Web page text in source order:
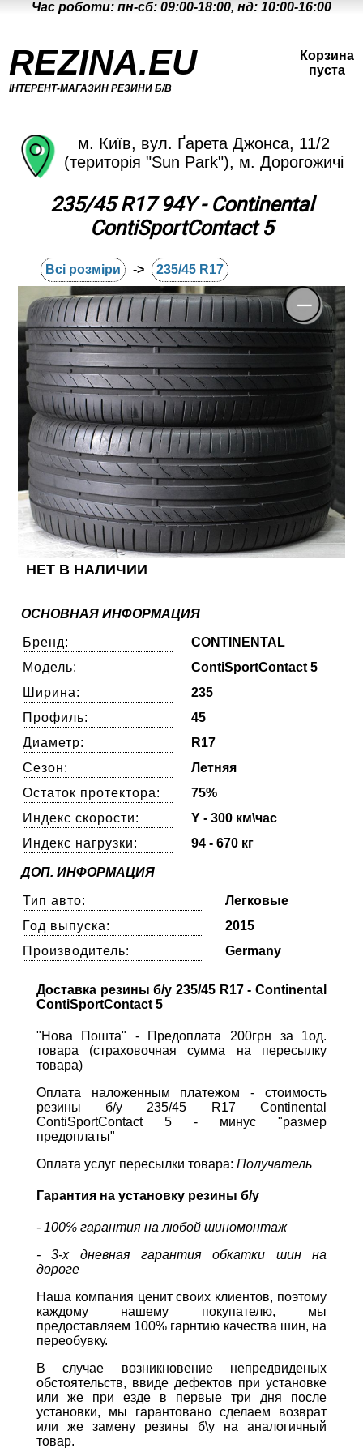
Час роботи: пн-сб: 09:00-18:00, нд: 10:00-16:00
REZINA.EU
ІНТЕРЕНТ-МАГАЗИН РЕЗИНИ Б/В
м. Київ, вул. Ґарета Джонса, 11/2
(територія "Sun Park"), м. Дорогожичі
Корзина
пуста
235/45 R17 94Y - Continental
ContiSportContact 5
Всі розміри -> 235/45 R17
НЕТ В НАЛИЧИИ
ОСНОВНАЯ ИНФОРМАЦИЯ
Бренд:
CONTINENTAL
Модель:
ContiSportContact 5
Ширина:
235
Профиль:
45
Диаметр:
R17
Сезон:
Летняя
Остаток протектора:
75%
Индекс скорости:
Y - 300 км\час
Индекс нагрузки:
94 - 670 кг
ДОП. ИНФОРМАЦИЯ
Тип авто:
Легковые
Год выпуска:
2015
Производитель:
Germany
Доставка резины б/у 235/45 R17 - Continental
ContiSportContact 5
"Нова Пошта" - Предоплата 200грн за 1од.
товара (страховочная сумма на пересылку
товара)
Оплата наложенным платежом - стоимость
резины б/у 235/45 R17 Continental
ContiSportContact 5 - минус "размер
предоплаты"
Оплата услуг пересылки товара: Получатель
Гарантия на установку резины б/у
- 100% гарантия на любой шиномонтаж
- 3-х дневная гарантия обкатки шин на
дороге
Наша компания ценит своих клиентов, поэтому
каждому нашему покупателю, мы
предоставляем 100% гарнтию качества шин, на
переобувку.
В случае возникновение непредвиденых
обстоятельств, ввиде дефектов при установке
или же при езде в первые три дня после
установки, мы гарантовано сделаем возврат
или же замену резины б\у на аналогичный
товар.